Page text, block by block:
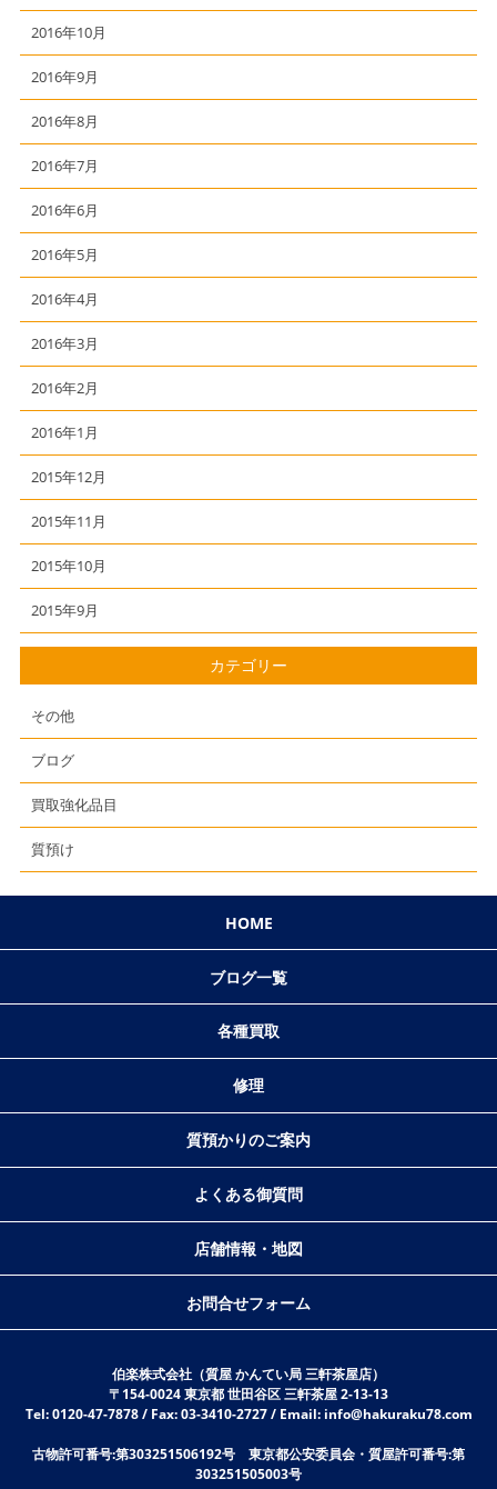
2016年10月
2016年9月
2016年8月
2016年7月
2016年6月
2016年5月
2016年4月
2016年3月
2016年2月
2016年1月
2015年12月
2015年11月
2015年10月
2015年9月
カテゴリー
その他
ブログ
買取強化品目
質預け
HOME
ブログ一覧
各種買取
修理
質預かりのご案内
よくある御質問
店舗情報・地図
お問合せフォーム
伯楽株式会社（質屋 かんてい局 三軒茶屋店）
〒154-0024 東京都 世田谷区 三軒茶屋 2-13-13
Tel: 0120-47-7878 / Fax: 03-3410-2727 / Email: info@hakuraku78.com
古物許可番号:第303251506192号 東京都公安委員会・質屋許可番号:第
303251505003号